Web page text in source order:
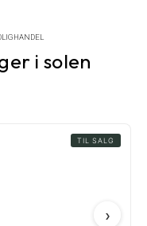
i solen
›
TIL SALG